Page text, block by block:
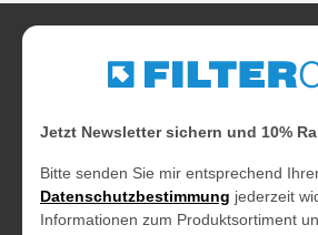
Jetzt Newsletter sichern und 10%
Bitte senden Sie mir entsprechend
Datenschutzbestimmung jederzeit
Informationen zum Produktsortiment